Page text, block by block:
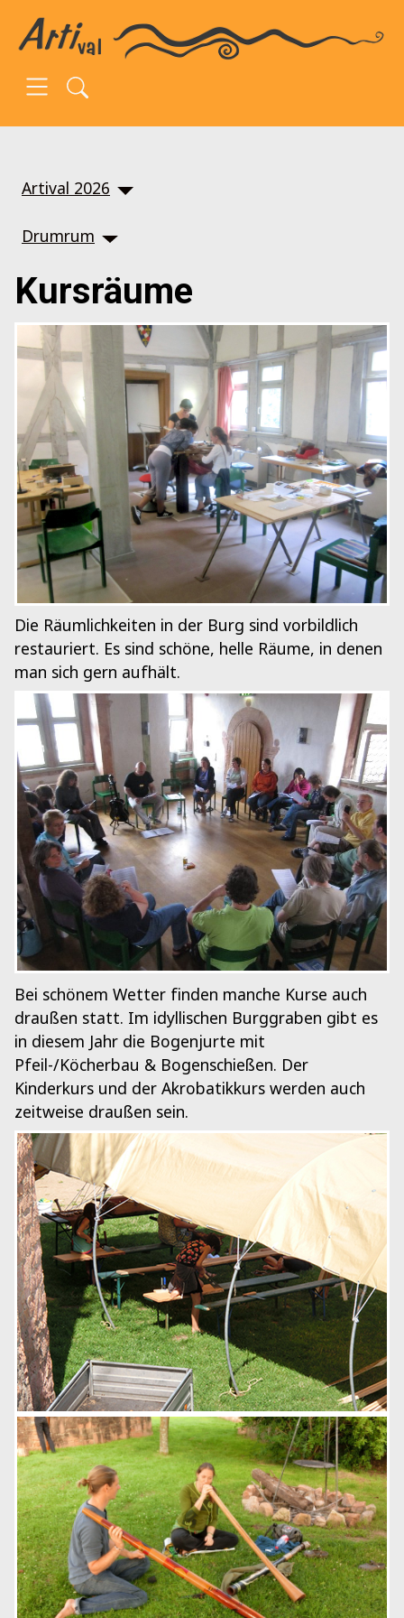
SKIP TO MAIN CONTENT
Artival 2026
Drumrum
Kursräume
Die Räumlichkeiten in der Burg sind vorbildlich
restauriert. Es sind schöne, helle Räume, in denen
man sich gern aufhält.
Bei schönem Wetter finden manche Kurse auch
draußen statt. Im idyllischen Burggraben gibt es
in diesem Jahr die Bogenjurte mit
Pfeil-/Köcherbau & Bogenschießen. Der
Kinderkurs und der Akrobatikkurs werden auch
zeitweise draußen sein.